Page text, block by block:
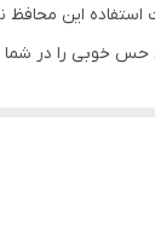
این
حس خوبی را در